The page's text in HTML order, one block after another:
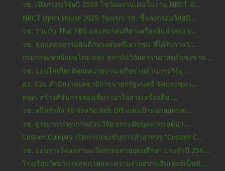
วช. เปิดกรอบวิจัยปี 2569 โชว์ผลงานเด่นในงาน NRCT O...
NRCT Open House 2025 วันแรก! วช. ชี้แจงกรอบวิจัยปี...
วช. ร่วมกับ Thai PBS และสมาคมกีฬาเครื่องบินจำลอง ห...
วช. ขอแสดงความยินดีกับวงดนตรีเยาวชน ที่ได้รับรางวั...
กรมการแพทย์แผนไทย และ สถาบันวิจัยดาราศาสตร์แห่งชาต...
วช. มอบโล่เกียรติคุณหน่วยงานเครือข่ายด้านการวิจัย ...
อว. ร่วม สํานักงานเลขาธิการนายกรัฐมนตรี จัดประชุมว...
ททท. สร้างสีสันการท่องเที่ยว เอาใจสายเครื่องดื่ม ...
วช. ผนึกกำลัง 10 จังหวัด Kick Off แผนเป้าหมายยุทธศ...
วช. บูรณาการทุกภาคส่วนวิจัย ยกระดับบุคลากรสู่ผู้นำ...
Custom Culinary เปิดการแข่งขันการทำอาหาร “Custom C...
วช. มอบรางวัลผลงานนวัตกรรมสายอุดมศึกษา ประจำปี 256...
โรงเรียนวิทยาการสุขภาพและความงามสยามอินเตอร์เป็นตั...